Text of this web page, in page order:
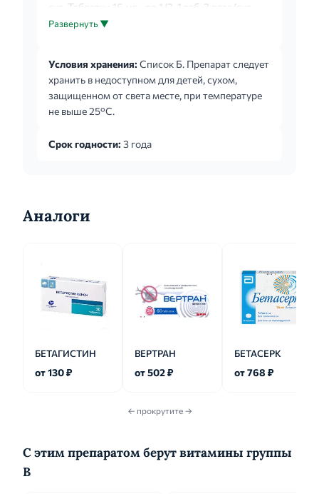
сут. Таблетки 16 мг - по 1/2-1 таб. 3 раза/сут.
Таблетки 24 мг - по 1 таб. 2 раза/сут. Улучшение
после двух недель лечения и может нарастать в
течение нескольких месяцев лечения. Лечение
длительное. Длительность курса лечения
определяется индивидуально.
Развернуть ▼
Условия хранения: Список Б. Препарат следует
хранить в недоступном для детей, сухом,
защищенном от света месте, при температуре
не выше 25°C.
Срок годности: 3 года
Аналоги
БЕТАГИСТИН
от 130 ₽
ВЕРТРАН
от 502 ₽
БЕТАСЕРК
от 768 ₽
← прокрутите →
С этим препаратом берут витамины группы
B